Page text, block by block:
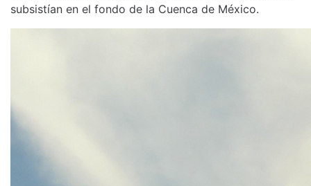
subsistían en el fondo de la Cuenca de México.